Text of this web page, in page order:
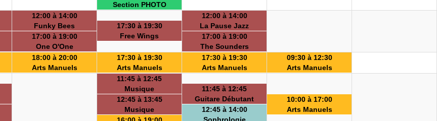
Section PHOTO
12:00 à 14:00
Funky Bees
17:00 à 19:00
One O'One
17:30 à 19:30
Free Wings
12:00 à 14:00
La Pause Jazz
17:00 à 19:00
The Sounders
18:00 à 20:00
Arts Manuels
17:30 à 19:30
Arts Manuels
17:30 à 19:30
Arts Manuels
09:30 à 12:30
Arts Manuels
11:45 à 12:45
Musique
12:45 à 13:45
Musique
11:45 à 12:45
Guitare Débutant
12:45 à 14:00
10:00 à 17:00
Arts Manuels